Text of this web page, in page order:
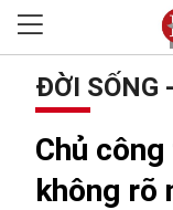
ĐỜI SỐNG
Chủ
không rõ